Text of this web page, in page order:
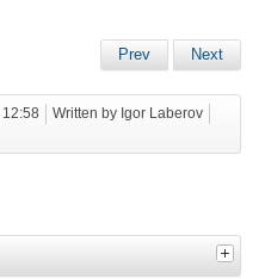
Prev Next
Written by Igor Laberov